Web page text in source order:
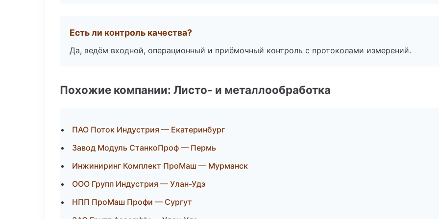
Есть ли контроль качества?
Да, ведём входной, операционный и приёмочный контроль с протоколами измерений.
Похожие компании: Листо- и металлообработка
ПАО Поток Индустрия — Екатеринбург
Завод Модуль СтанкоПроф — Пермь
Инжиниринг Комплект ПроМаш — Мурманск
ООО Групп Индустрия — Улан-Удэ
НПП ПроМаш Профи — Сургут